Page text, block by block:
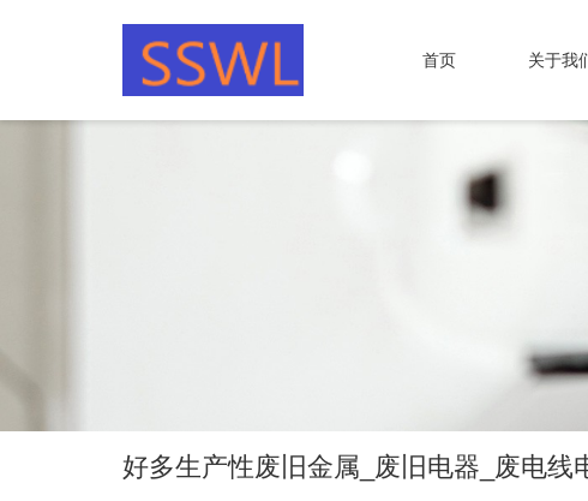
首页 关于我
好多生产性废旧金属_废旧电器_废电